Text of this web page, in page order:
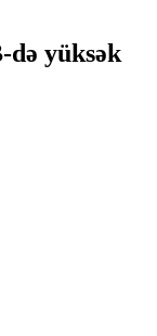
yüksək